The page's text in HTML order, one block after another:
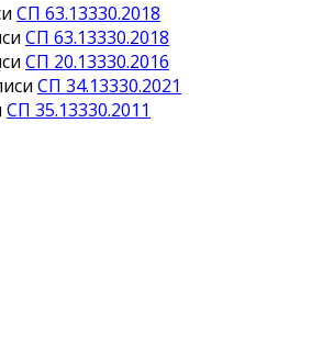
СП 63.13330.2018
СП 63.13330.2018
СП 20.13330.2016
СП 34.13330.2021
СП 35.13330.2011